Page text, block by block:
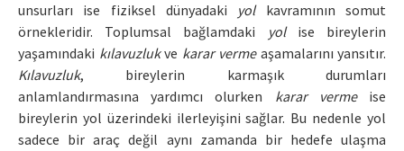
unsurları ise fiziksel dünyadaki yolkavramının somut
örnekleridir. Toplumsal bağlamdaki
yolise bireylerin
yaşamındaki kılavuzlukve karar vermeaşamalarını yansıtır.
Kılavuzluk, bireylerin karmaşık durumları
anlamlandırmasına yardımcı olurken karar vermeise
bireylerin yol üzerindeki ilerleyişini sağlar. Bu nedenle yol
sadece bir araç değil aynı zamanda bir hedefe ulaşma